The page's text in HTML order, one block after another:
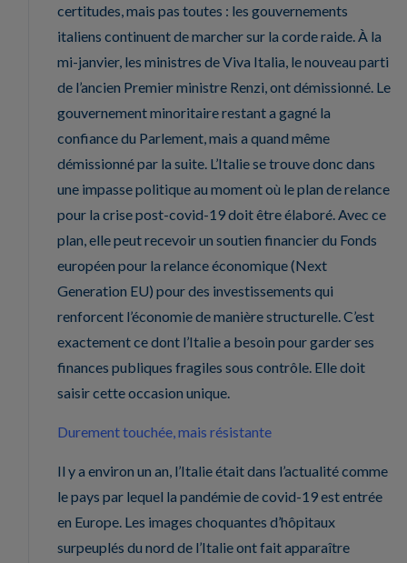
certitudes, mais pas toutes : les gouvernements
italiens continuent de marcher sur la corde raide. À la
mi-janvier, les ministres de Viva Italia, le nouveau parti
de l’ancien Premier ministre Renzi, ont démissionné. Le
gouvernement minoritaire restant a gagné la
confiance du Parlement, mais a quand même
démissionné par la suite. L’Italie se trouve donc dans
une impasse politique au moment où le plan de relance
pour la crise post-covid-19 doit être élaboré. Avec ce
plan, elle peut recevoir un soutien financier du Fonds
européen pour la relance économique (Next
Generation EU) pour des investissements qui
renforcent l’économie de manière structurelle. C’est
exactement ce dont l’Italie a besoin pour garder ses
finances publiques fragiles sous contrôle. Elle doit
saisir cette occasion unique.
Durement touchée, mais résistante
Il y a environ un an, l’Italie était dans l’actualité comme
le pays par lequel la pandémie de covid-19 est entrée
en Europe. Les images choquantes d’hôpitaux
surpeuplés du nord de l’Italie ont fait apparaître